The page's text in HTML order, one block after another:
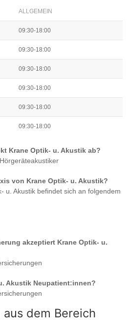
ALLGEMEIN
09:30-18:00
09:30-18:00
09:30-18:00
09:30-18:00
09:30-18:00
09:30-18:00
Krane Optik- u. Akustik ab?
Hörgeräteakustiker
von Krane Optik- u. Akustik?
u. Akustik befindet sich an folgendem
akzeptiert Krane Optik- u.
Akustik Neupatient:innen?
dem Bereich